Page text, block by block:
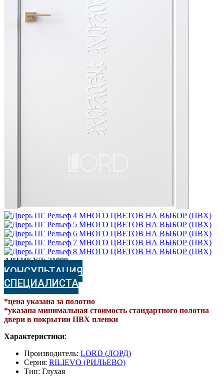
АРТИКУЛ:21999
КОНСУЛЬТАЦИЯ
СПЕЦИАЛИСТА
*цена указана за полотно
*указана минимальная стоимость стандартного полотна
двери в покрытии ПВХ пленки
Характеристики:
Производитель: LORD (ЛОРД)
Серия: RILIEVO (РИЛЬЕВО)
Тип: Глухая